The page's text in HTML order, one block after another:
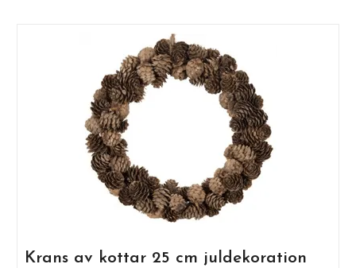
Krans av kottar 25 cm juldekoration